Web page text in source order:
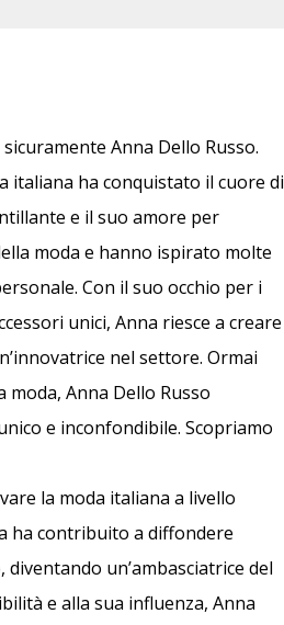
sicuramente Anna Dello Russo.
italiana ha conquistato il cuore di
e il suo amore per
moda e hanno ispirato molte
Con il suo occhio per i
unici, Anna riesce a creare
nel settore. Ormai
Anna Dello Russo
e inconfondibile. Scopriamo
la moda italiana a livello
ha contribuito a diffondere
un’ambasciatrice del
e alla sua influenza, Anna